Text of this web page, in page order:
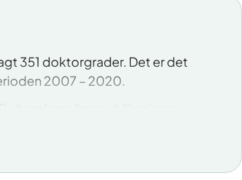
351 doktorgrader. Det er det
2007 – 2020.
i RHF-ene tildelt